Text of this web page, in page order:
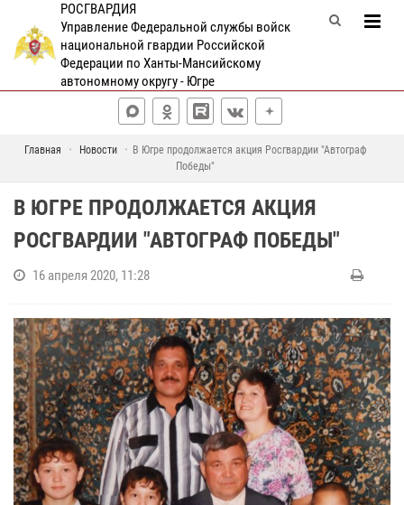
РОСГВАРДИЯ
Управление Федеральной службы войск
национальной гвардии Российской
Федерации по Ханты-Мансийскому
автономному округу - Югре
Главная Новости
В Югре продолжается акция Росгвардии "Автограф
Победы"
В ЮГРЕ ПРОДОЛЖАЕТСЯ АКЦИЯ
РОСГВАРДИИ "АВТОГРАФ ПОБЕДЫ"
16 апреля 2020, 11:28